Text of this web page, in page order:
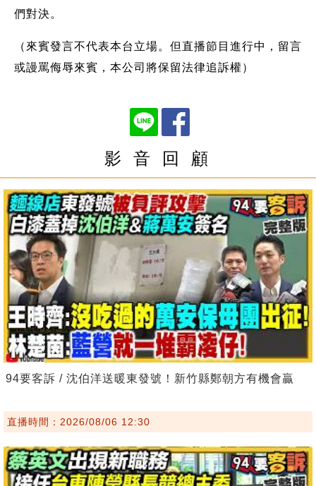
們對決。
（來賓發言不代表本台立場。但直播節目進行中，留言
或謾罵侮辱來賓，本公司將保留法律追訴權）
影 音 回 顧
94要客訴 / 沈伯洋送暖東發號！新竹縣鄭朝方有機會贏
直播時間：2026/08/06 12:30